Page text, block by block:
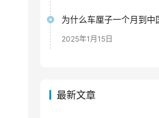
为什么车厘子一个月到中
2025年1月15日
最新文章